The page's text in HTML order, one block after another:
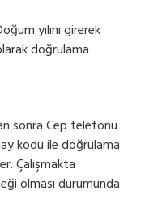
yılını girerek
doğrulama
sonra Cep telefonu
kodu ile doğrulama
Çalışmakta
olması durumunda